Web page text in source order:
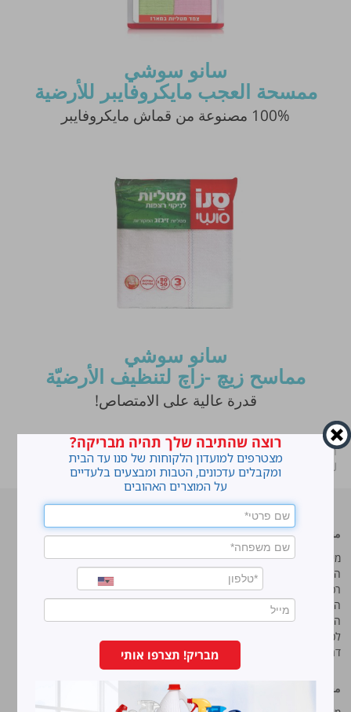
سانو سوشي
ممسحة العجب مايكروفايبر للأرضية
100% مصنوعة من قماش مايكروفايبر
سانو سوشي
مماسح زيچ -زاچ لتنظيف الأرضيّة
قدرة عالية على الامتصاص!
ראשי منتجاتنا»مواد مساعدة للطبخ، ضيافة والتنظيف»مواد مساعدة
لتنظيف الأرضيات
سانو مصانع برونوس م.ض
منتجات رائده
מי אנחנו
המוצרים שלנו
רכישה אונליין
המדריך לטיפוח הבית
המדריך לכביסה המושלמת
לכל רגע במטבח
דרושים
سانو
מי אנחנו
רכישה אונליין
המדריך לכביסה המושלמת
דרושים
معلومات إضافية
רוצה שהתיבה שלך תהיה מבריקה?
מצטרפים למועדון הלקוחות של סנו עד הבית
ומקבלים עדכונים, הטבות ומבצעים בלעדיים
על המוצרים האהובים
מבריק! תצרפו אותי